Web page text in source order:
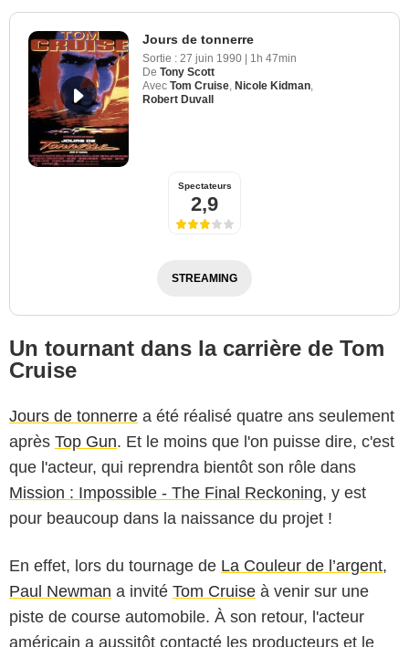
Jours de tonnerre
Sortie : 27 juin 1990 | 1h 47min
De Tony Scott
Avec Tom Cruise Nicole Kidman
Robert Duvall
Spectateurs
2,9
STREAMING
Un tournant dans la carrière de Tom
Cruise
Jours de tonnerre a été réalisé quatre ans seulement
après Top Gun. Et le moins que l'on puisse dire, c'est
que l'acteur, qui reprendra bientôt son rôle dans
Mission : Impossible - The Final Reckoning, y est
pour beaucoup dans la naissance du projet !
En effet, lors du tournage de La Couleur de l’argent,
Paul Newman a invité Tom Cruise à venir sur une
piste de course automobile. À son retour, l'acteur
américain a aussitôt contacté les producteurs et le